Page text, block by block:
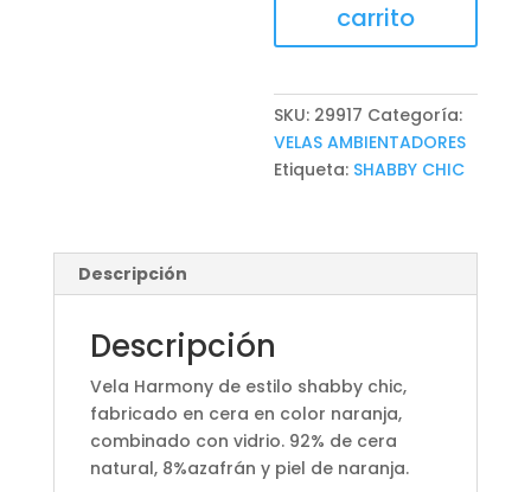
carrito
SKU: 29917 Categoría:
VELAS AMBIENTADORES
Etiqueta: SHABBY CHIC
Descripción
Descripción
Vela Harmony de estilo shabby chic,
fabricado en cera en color naranja,
combinado con vidrio. 92% de cera
natural, 8%azafrán y piel de naranja.